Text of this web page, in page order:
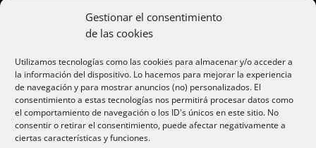
Gestionar el consentimiento
de las cookies
Utilizamos tecnologías como las cookies para almacenar y/o acceder a
la información del dispositivo. Lo hacemos para mejorar la experiencia
de navegación y para mostrar anuncios (no) personalizados. El
consentimiento a estas tecnologías nos permitirá procesar datos como
el comportamiento de navegación o los ID's únicos en este sitio. No
consentir o retirar el consentimiento, puede afectar negativamente a
ciertas características y funciones.
Aire acondicionado Alicante
Aire acondicionador Murcia
Aire acondicionado San Juan